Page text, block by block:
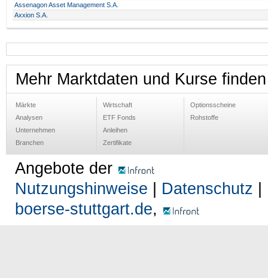
Assenagon Asset Management S.A.
Axxion S.A.
Mehr Marktdaten und Kurse
Märkte
Analysen
Unternehmen
Branchen
Wirtschaft
ETF Fonds
Anleihen
Zertifikate
Optionsscheine
Rohstoffe
Angebote der
Nutzungshinweise
Datenschutz
boerse-stuttgart.de,